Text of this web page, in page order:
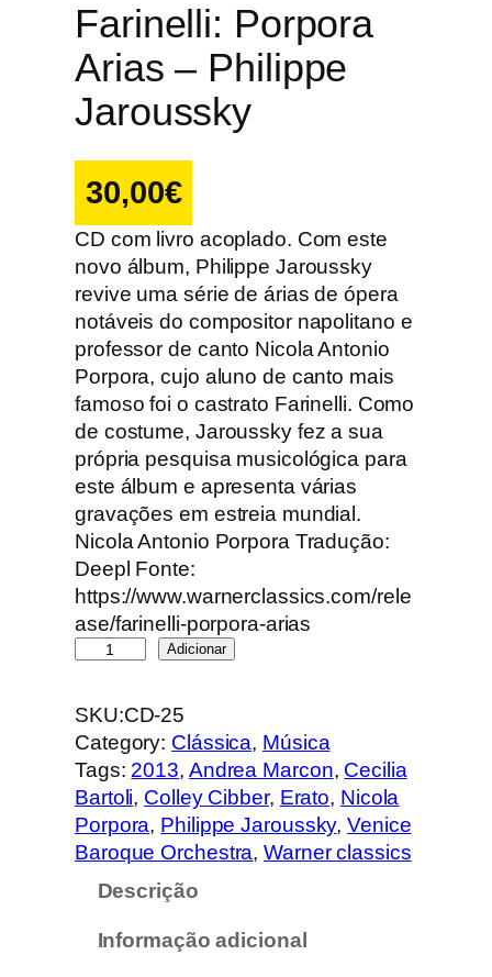
Farinelli: Porpora
Arias – Philippe
Jaroussky
30,00€
CD com livro acoplado. Com este
novo álbum, Philippe Jaroussky
revive uma série de árias de ópera
notáveis do compositor napolitano e
professor de canto Nicola Antonio
Porpora, cujo aluno de canto mais
famoso foi o castrato Farinelli. Como
de costume, Jaroussky fez a sua
própria pesquisa musicológica para
este álbum e apresenta várias
gravações em estreia mundial.
Nicola Antonio Porpora Tradução:
Deepl Fonte:
https://www.warnerclassics.com/rele
ase/farinelli-porpora-arias
a
n
t
i
d
a
Adicionar
SKU:CD-25
Category: Clássica, Música
Tags: 2013, Andrea Marcon, Cecilia
Bartoli, Colley Cibber, Erato, Nicola
Porpora, Philippe Jaroussky, Venice
Baroque Orchestra, Warner classics
Descrição
Informação adicional